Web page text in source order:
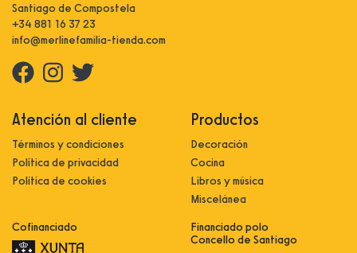
Santiago de Compostela
+34 881 16 37 23
info@merlinefamilia-tienda.com
Atención al cliente
Términos y condiciones
Política de privacidad
Política de cookies
Productos
Decoración
Cocina
Libros y música
Miscelánea
Cofinanciado
Financiado polo
Concello de Santiago